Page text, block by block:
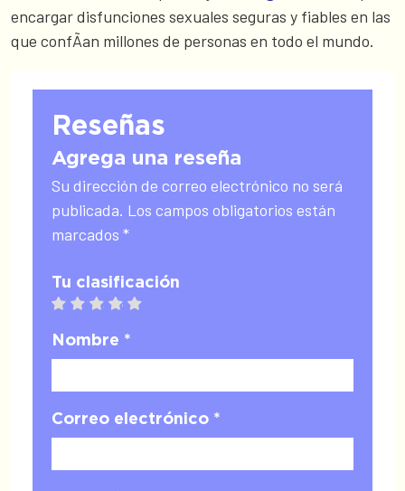
encargar disfunciones sexuales seguras y fiables en las
que confÃ­an millones de personas en todo el mundo.
Reseñas
Agrega una reseña
Su dirección de correo electrónico no será
publicada. Los campos obligatorios están
marcados *
Tu clasificación
5 stars
4 stars
3 stars
2 stars
1 star
Nombre *
Correo electrónico *